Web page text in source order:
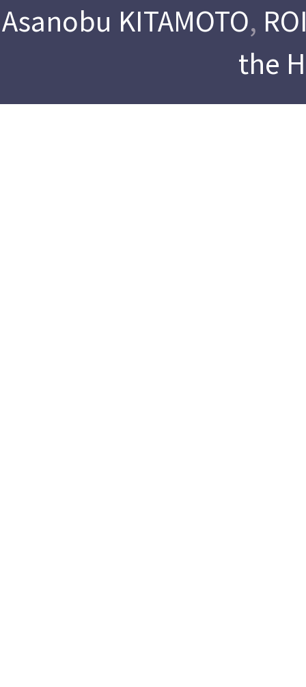
Asanobu KITAMOTO,
the